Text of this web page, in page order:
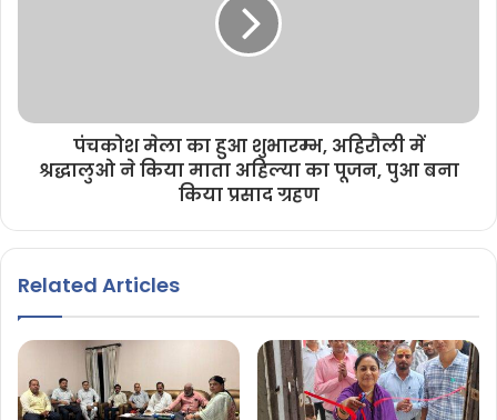
पंचकोश मेला का हुआ शुभारम्भ, अहिरौली में
श्रद्धालुओ ने किया माता अहिल्या का पूजन, पुआ बना
किया प्रसाद ग्रहण
Related Articles